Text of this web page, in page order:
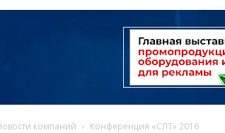
компаний Конференция «СЛТ» 2016